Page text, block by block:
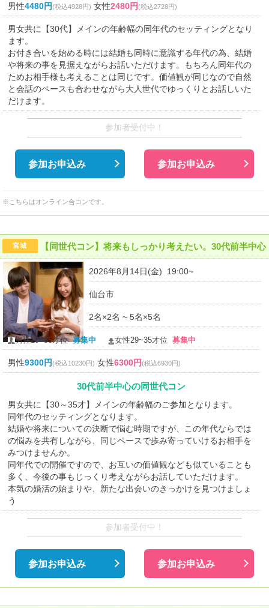
男性4480円(税込4928円) 女性2480円(税込2728円)
男女共に【30代】メインの年齢幅の同年代のセッティングとなり
ます。
お付き合いを始める時には結婚も同時に意識する年代の為、結婚
や将来の事を見据えながらお話いただけます。もちろん同年代の
ためお相手様も考えることは同じです。価値観が同じなので自然
と会話のペースも合わせながら大人世代でゆっくりとお話しいた
だけます。
参加者受付中！
参加お申込み 参加お申込み
※こちらはオンライン合コンです。
宮城 【同世代コン】将来もしっかり考えたい。30代前半中心
2026年8月14日(金) 19:00~
仙台市
2名×2名 ~ 5名×5名
男性29~35才位募集中 女性29~35才位 募集中
男性9300円(税込10230円) 女性6300円(税込6930円)
30代前半中心の同世代コン
男女共に【30～35才】メインの年齢幅のご参加となります。
同年代のセッティングとなります。
結婚や将来についての決断で悩む時期ですが、この年代ならでは
の悩みを共有しながら、同じペースで歩み寄っていけるお相手を
みつけませんか。
同年代での開催ですので、お互いの価値観なども似ていることも
多く、今後の事もじっくり考えながらお話していただけます。
本気の婚活の始まりや、新たな出会いのきっかけを見つけましょ
う
参加者受付中！
参加お申込み 参加お申込み